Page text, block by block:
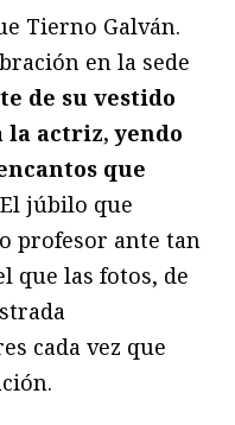
Tierno Galván.
en la sede
de su vestido
la actriz, yendo
que
júbilo que
profesor ante tan
que las fotos, de
cada vez que